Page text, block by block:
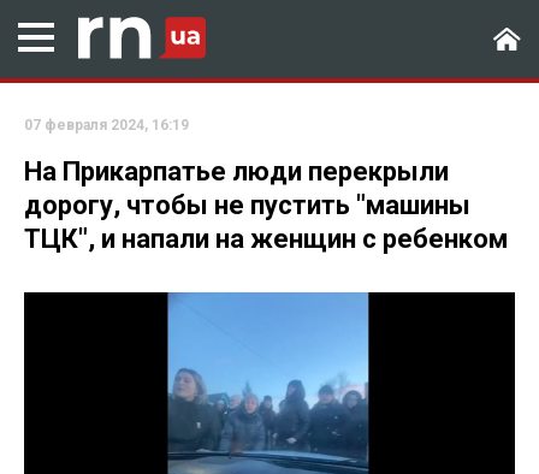
07 февраля 2024, 16:19
На Прикарпатье люди перекрыли
дорогу, чтобы не пустить "машины
ТЦК", и напали на женщин с ребенком